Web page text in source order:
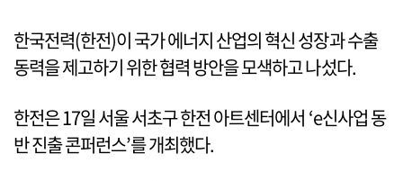
한국전력(한전)이 국가 에너지 산업의 혁신 성장과 수출
동력을 제고하기 위한 협력 방안을 모색하고 나섰다.
한전은 17일 서울 서초구 한전 아트센터에서 ‘e신사업 동
반 진출 콘퍼런스’를 개최했다.